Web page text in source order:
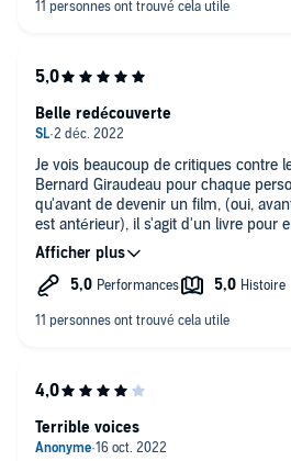
Je vois beaucoup de critiques contre
Bernard Giraudeau pour chaque
qu'avant de devenir un film, (oui,
est antérieur), il s'agit d'un livre pour
et d'action. Il ne faut pas chercher à y
une *autre interprétation* d'un livre,
Et quand on lit un livre à un enfant
amusant avec des voix.
qu'il laisse là.
Belle redécouverte
Terrible voices